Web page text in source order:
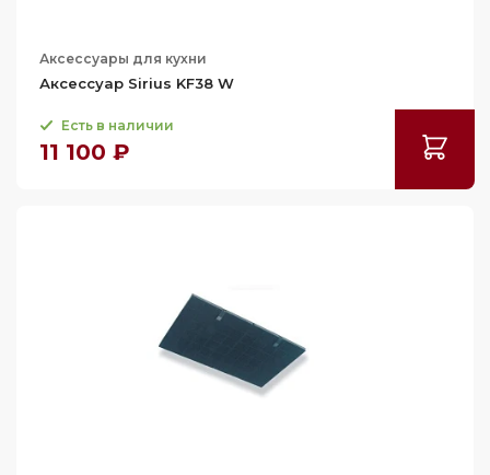
Аксессуары для кухни
Аксессуар Sirius KF38 W
Есть в наличии
11 100 ₽